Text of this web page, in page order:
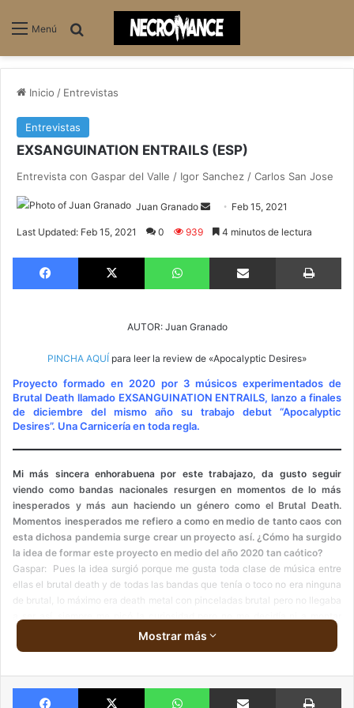
Menú
Inicio / Entrevistas
Entrevistas
EXSANGUINATION ENTRAILS (ESP)
Entrevista con Gaspar del Valle / Igor Sanchez / Carlos San Jose
Juan Granado
Send
an
Feb 15, 2021
Last Updated: Feb 15, 2021 0 939 4 minutos de lectura
Facebook X WhatsApp Compartir via email
AUTOR: Juan Granado
PINCHA AQUÍ para leer la review de «Apocalyptic Desires»
Proyecto formado en 2020 por 3 músicos experimentados de
Brutal Death llamado EXSANGUINATION ENTRAILS, lanzo a finales
de diciembre del mismo año su trabajo debut “Apocalyptic
Desires”. Una Carnicería en toda regla.
Mi más sincera enhorabuena por este trabajazo, da gusto seguir
viendo como bandas nacionales resurgen en momentos de lo más
inesperados y más aun haciendo un género como el Brutal Death.
Momentos inesperados me refiero a como en medio de tanto caos con
esta dichosa pandemia surge crear un proyecto así. ¿Cómo ha surgido
la idea de formar este proyecto en medio del año 2020 tan caótico?
Gaspar: Pues la idea surgió porque me gusta toda clase de música entre
ellas el brutal death y de todas las bandas que tenía o toco no era ninguna
de brutal, lo máximo era death metal con pinceladas brutal pero no llegaba
nada ni buscar, pero si buscaba para el sello tener alguna banda de brutal
editada para este año, pero los intentos que hice no cuajarón y desistí de
Igor, y ver que era banda suya solo, le dije si quería tocar o montar una
banda, el estaba años desaparecido y le pareció bien y demasiado
Mostrar más
Facebook X WhatsApp Compartir via email